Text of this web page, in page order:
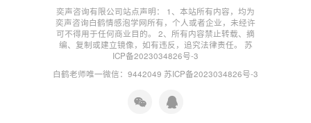
奕声咨询有限公司站点声明： 1、本站所有内容，均为
奕声咨询白鹤情感泡学网所有，个人或者企业，未经许
可不得用于任何商业目的。 2、所有内容禁止转载、摘
编、复制或建立镜像，如有违反，追究法律责任。 苏
ICP备2023034826号-3
白鹤老师唯一微信：9442049 苏ICP备2023034826号-3